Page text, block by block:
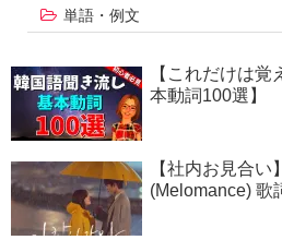
単語・例文
【これだけは
本動詞100選】
【社内お見合い
(Melomance) 歌